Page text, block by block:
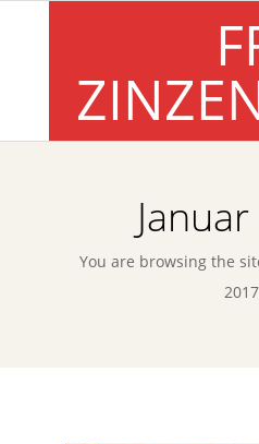
You are browsing the